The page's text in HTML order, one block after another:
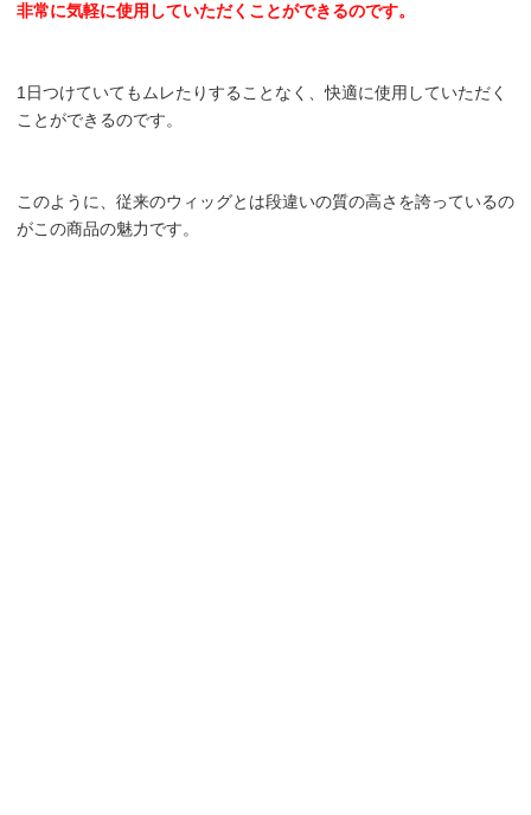
非常に気軽に使用していただくことができるのです。
1日つけていてもムレたりすることなく、快適に使用していただく
ことができるのです。
このように、従来のウィッグとは段違いの質の高さを誇っているの
がこの商品の魅力です。